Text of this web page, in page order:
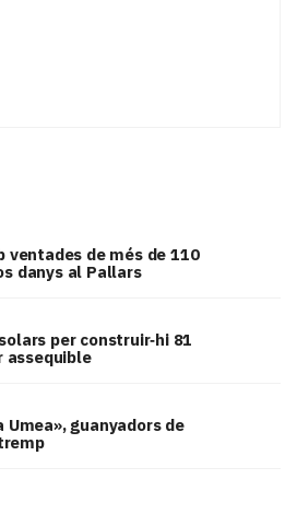
de més de 110
danys al Pallars
per construir‑hi 81
assequible
Umea», guanyadors de